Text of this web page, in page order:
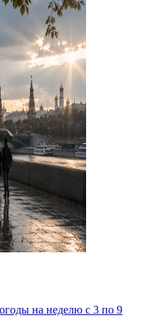
на неделю с 3 по 9